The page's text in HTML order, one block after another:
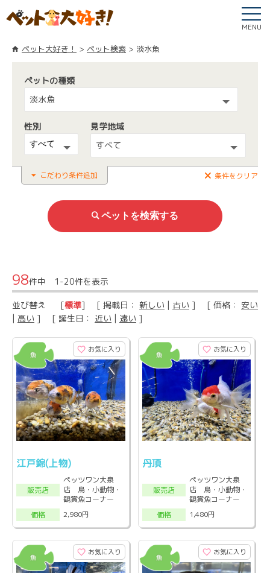
MENU
ペット大好き！ ペット検索 淡水魚
ペットの種類
淡水魚
性別
見学地域
すべて
こだわり条件追加 条件をクリア
98件中 1-20件を表示
並び替え [標準] [ 掲載日： 新しい | 古い ] [ 価格： 安い
| 高い ] [ 誕生日： 近い | 遠い ]
お気に入り
江戸錦(上物)
販売店
ペッツワン大泉
店 鳥・小動物・
観賞魚コーナー
価格
2,980円
お気に入り
丹頂
販売店
ペッツワン大泉
店 鳥・小動物・
観賞魚コーナー
価格
1,480円
お気に入り お気に入り